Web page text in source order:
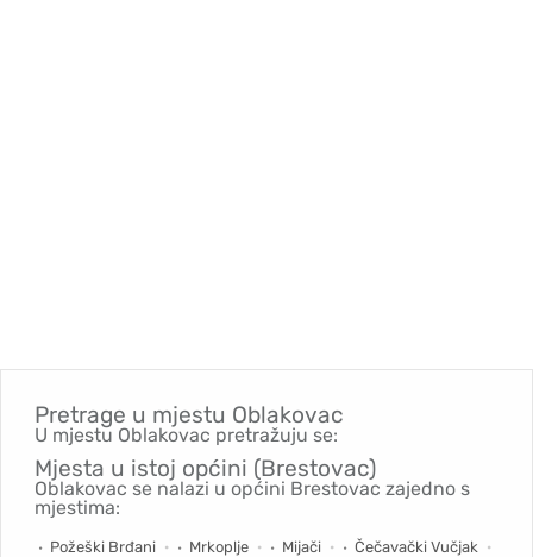
Pretrage u mjestu Oblakovac
U mjestu Oblakovac pretražuju se:
Mjesta u istoj općini (Brestovac)
Oblakovac se nalazi u općini Brestovac zajedno s
mjestima:
Požeški Brđani Mrkoplje Mijači
Čečavački Vučjak